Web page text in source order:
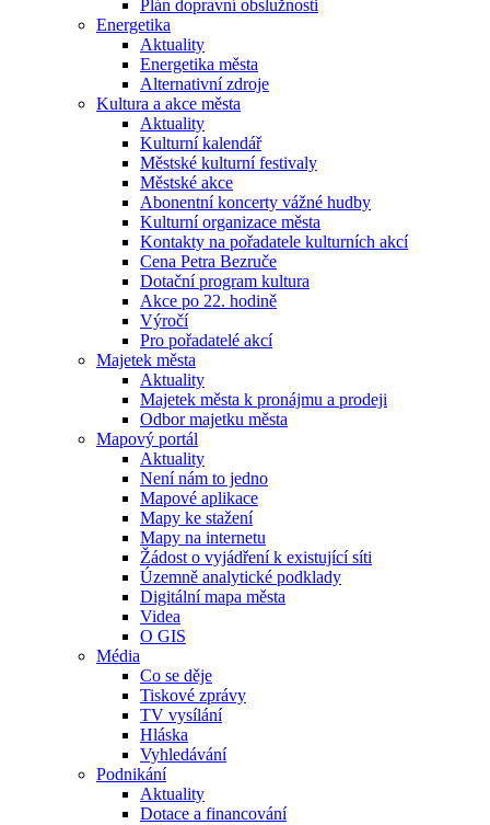
Plán dopravní obslužnosti
Energetika
Aktuality
Energetika města
Alternativní zdroje
Kultura a akce města
Aktuality
Kulturní kalendář
Městské kulturní festivaly
Městské akce
Abonentní koncerty vážné hudby
Kulturní organizace města
Kontakty na pořadatele kulturních akcí
Cena Petra Bezruče
Dotační program kultura
Akce po 22. hodině
Výročí
Pro pořadatelé akcí
Majetek města
Aktuality
Majetek města k pronájmu a prodeji
Odbor majetku města
Mapový portál
Aktuality
Není nám to jedno
Mapové aplikace
Mapy ke stažení
Mapy na internetu
Žádost o vyjádření k existující síti
Územně analytické podklady
Digitální mapa města
Videa
O GIS
Média
Co se děje
Tiskové zprávy
TV vysílání
Hláska
Vyhledávání
Podnikání
Aktuality
Dotace a financování